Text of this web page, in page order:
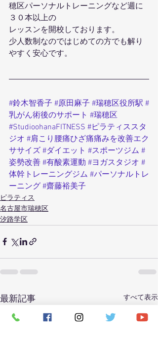
穂区パーソナルトレーニングなど週に
３０本以上の
レッスンを開校しております。
少人数制なのではじめての方でも解り
やすく安心です。
#鈴木智香子 #原田麻子 #瑞穂区役所駅 #
乳がん術後のサポート #瑞穂区
#StudioohanaFITNESS #ピラティススタ
ジオ #肩こり腰痛ひざ痛痛みを改善エク
ササイズ #ダイエット #スポーツジム #
姿勢改善 #有酸素運動 #ヨガスタジオ #
体幹トレーニングジム #パーソナルトレ
ーニング #齋藤裕美子
ピラティス
名古屋市瑞穂区
汐路学区
最新記事 すべて表示